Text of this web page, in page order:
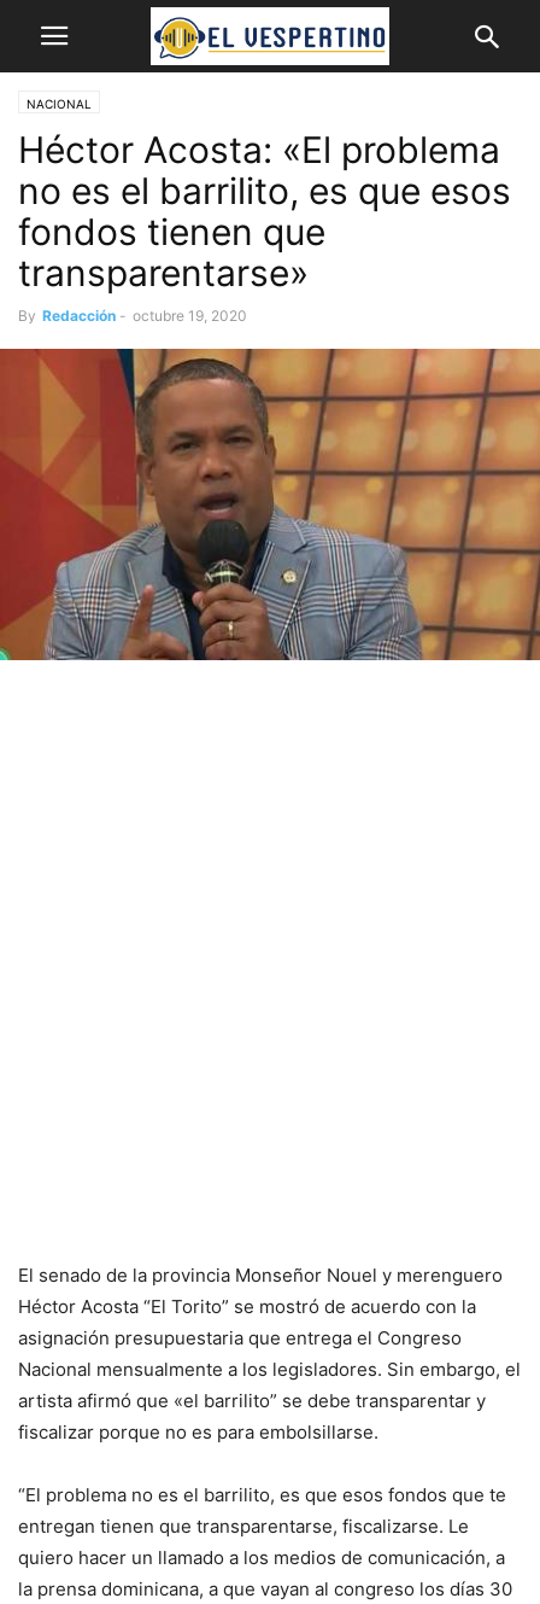
NACIONAL
Héctor Acosta: «El problema
no es el barrilito, es que esos
fondos tienen que
transparentarse»
By Redacción - octubre 19, 2020
El senado de la provincia Monseñor Nouel y merenguero
Héctor Acosta “El Torito” se mostró de acuerdo con la
asignación presupuestaria que entrega el Congreso
Nacional mensualmente a los legisladores. Sin embargo, el
artista afirmó que «el barrilito” se debe transparentar y
fiscalizar porque no es para embolsillarse.
“El problema no es el barrilito, es que esos fondos que te
entregan tienen que transparentarse, fiscalizarse. Le
quiero hacer un llamado a los medios de comunicación, a
la prensa dominicana, a que vayan al congreso los días 30